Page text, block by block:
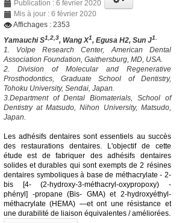
Publication : 6 février 2020
Mis à jour : 6 février 2020
Affichages : 2353
Yamauchi S1,2,3, Wang X1, Egusa H2, Sun J1.
1. Volpe Research Center, American Dental
Association Foundation, Gaithersburg, MD, USA.
2. Division of Molecular and Regenerative
Prosthodontics, Graduate School of Dentistry,
Tohoku University, Sendai, Japan.
3.Department of Dental Biomaterials, School of
Dentistry at Matsudo, Nihon University, Matsudo,
Japan.
Les adhésifs dentaires sont essentiels au succès
des restaurations dentaires. L'objectif de cette
étude est de fabriquer des adhésifs dentaires
solides et durables qui sont exempts de 2 résines
dentaires symboliques à base de méthacrylate - 2-
bis [4- (2-hydroxy-3-méthacryl-oxypropoxy) -
phényl] -propane (Bis- GMA) et 2-hydroxyéthyl-
méthacrylate (HEMA) —et ont une résistance et
une durabilité de liaison équivalentes / améliorées.